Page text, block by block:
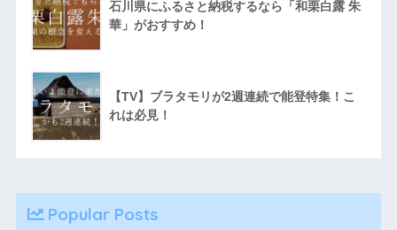
石川県にふるさと納税するなら「和栗白露 朱
華」がおすすめ！
【TV】ブラタモリが2週連続で能登特集！こ
れは必見！
Popular Posts